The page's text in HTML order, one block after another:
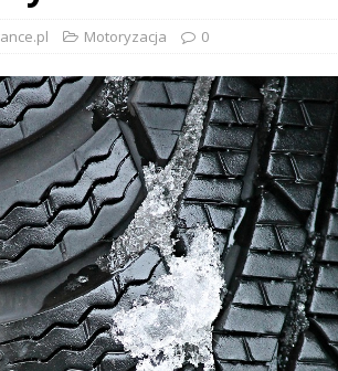
Motoryzacja 0